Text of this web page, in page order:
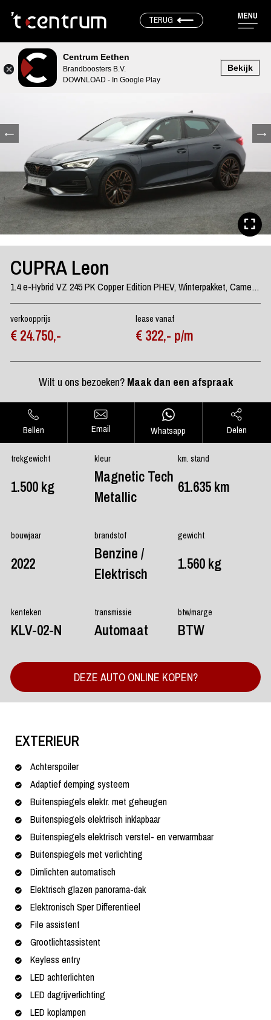
Centrum Eethen
Brandboosters B.V.
DOWNLOAD - In Google Play
Bekijk
TERUG
CUPRA Leon
1.4 e-Hybrid VZ 245 PK Copper Edition PHEV, Winterpakket, Camera, Memory
verkoopprijs
€ 24.750,-
lease vanaf
€ 322,- p/m
Wilt u ons bezoeken? Maak dan een afspraak
Bellen Email Whatsapp Delen
trekgewicht kleur km. stand
1.500 kg
Magnetic Tech
Metallic
61.635 km
bouwjaar brandstof gewicht
2022
Benzine /
Elektrisch
1.560 kg
kenteken transmissie btw/marge
KLV-02-N Automaat BTW
DEZE AUTO ONLINE KOPEN?
EXTERIEUR
Achterspoiler
Adaptief demping systeem
Buitenspiegels elektr. met geheugen
Buitenspiegels elektrisch inklapbaar
Buitenspiegels elektrisch verstel- en verwarmbaar
Buitenspiegels met verlichting
Dimlichten automatisch
Elektrisch glazen panorama-dak
Elektronisch Sper Differentieel
File assistent
Grootlichtassistent
Keyless entry
LED achterlichten
LED dagrijverlichting
LED koplampen